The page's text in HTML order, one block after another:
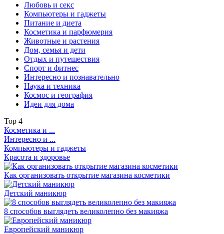
Любовь и секс
Компьютеры и гаджеты
Питание и диета
Косметика и парфюмерия
Животные и растения
Дом, семья и дети
Отдых и путешествия
Спорт и фитнес
Интересно и познавательно
Наука и техника
Космос и география
Идеи для дома
Top 4
Косметика и ...
Интересно и ...
Компьютеры и гаджеты
Красота и здоровье
Как организовать открытие магазина косметики
Детский маникюр
8 способов выглядеть великолепно без макияжа
Европейский маникюр